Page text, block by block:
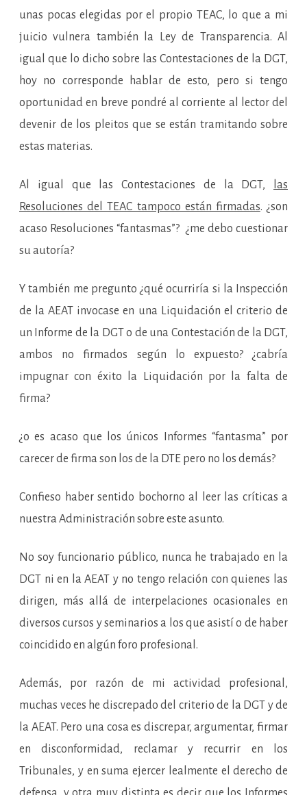
unas pocas elegidas por el propio TEAC, lo que a mi
juicio vulnera también la Ley de Transparencia. Al
igual que lo dicho sobre las Contestaciones de la DGT,
hoy no corresponde hablar de esto, pero si tengo
oportunidad en breve pondré al corriente al lector del
devenir de los pleitos que se están tramitando sobre
estas materias.
Al igual que las Contestaciones de la DGT,
las
Resoluciones del TEAC tampoco están firmadas. ¿son
acaso Resoluciones “fantasmas”? ¿me debo cuestionar
su autoría?
Y también me pregunto ¿qué ocurriría si la Inspección
de la AEAT invocase en una Liquidación el criterio de
un Informe de la DGT o de una Contestación de la DGT,
ambos no firmados según lo expuesto? ¿cabría
impugnar con éxito la Liquidación por la falta de
firma?
¿o es acaso que los únicos Informes “fantasma” por
carecer de firma son los de la DTE pero no los demás?
Confieso haber sentido bochorno al leer las críticas a
nuestra Administración sobre este asunto.
No soy funcionario público, nunca he trabajado en la
DGT ni en la AEAT y no tengo relación con quienes las
dirigen, más allá de interpelaciones ocasionales en
diversos cursos y seminarios a los que asistí o de haber
coincidido en algún foro profesional.
Además, por razón de mi actividad profesional,
muchas veces he discrepado del criterio de la DGT y de
la AEAT. Pero una cosa es discrepar, argumentar, firmar
en disconformidad, reclamar y recurrir en los
Tribunales, y en suma ejercer lealmente el derecho de